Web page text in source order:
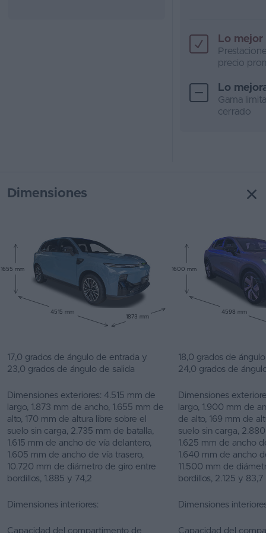
Lo mejor
precio
Lo
Gama
cerrado
Dimensiones
1655 mm
4515 mm
1873 mm
1600 mm
4598 mm
17,0 grados de ángulo de entrada y
23,0 grados de ángulo de salida
18,0 grados de
24,0 grados de
Dimensiones exteriores: 4.515 mm de
largo, 1.873 mm de ancho, 1.655 mm de
alto, 170 mm de altura libre sobre el
suelo sin carga, 2.735 mm de batalla,
1.615 mm de ancho de vía delantero,
1.605 mm de ancho de vía trasero,
10.720 mm de diámetro de giro entre
bordillos, 1.885 y 74,2
Dimensiones
largo, 1.900 mm de
de alto, 169 mm de
suelo sin carga,
1.625 mm de ancho
1.640 mm de ancho
11.500 mm de
bordillos, 2.125 y 83,7
Dimensiones interiores: Dimensiones
Capacidad del compartimento de Capacidad del